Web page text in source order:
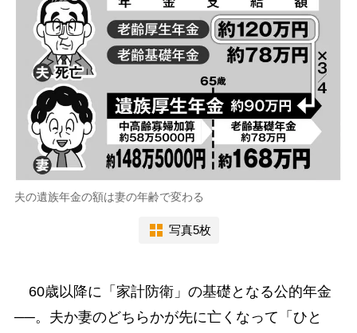
夫の遺族年金の額は妻の年齢で変わる
写真5枚
60歳以降に「家計防衛」の基礎となる公的年金
──。夫か妻のどちらかが先に亡くなって「ひと